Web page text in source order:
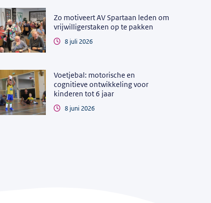
Zo motiveert AV Spartaan leden om
vrijwilligerstaken op te pakken
8 juli 2026
Voetjebal: motorische en
cognitieve ontwikkeling voor
kinderen tot 6 jaar
8 juni 2026